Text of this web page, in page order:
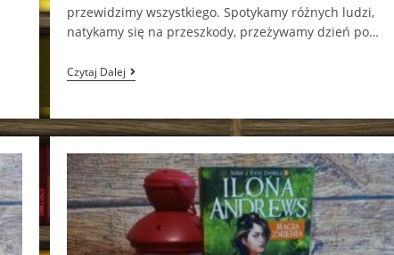
przewidzimy wszystkiego. Spotykamy różnych ludzi,
natykamy się na przeszkody, przeżywamy dzień po…
Czytaj Dalej Magia
Triumfuje
Andrews